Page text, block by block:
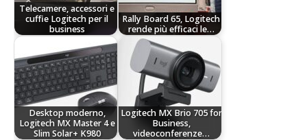
Telecamere, accessori e
cuffie Logitech per il
business
Rally Board 65, Logitech
rende più efficaci le…
Desktop moderno,
Logitech MX Master 4 e
Slim Solar+ K980
Logitech MX Brio 705 for
Business,
videoconferenze…